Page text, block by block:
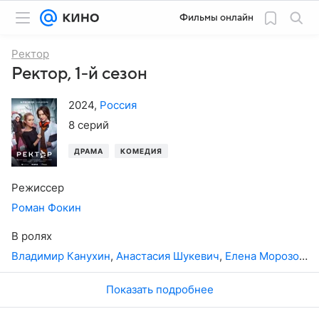
Фильмы онлайн
Ректор
Ректор, 1-й сезон
2024, Россия
8 серий
ДРАМА КОМЕДИЯ
Режиссер
Роман Фокин
В ролях
Владимир Канухин, Анастасия Шукевич, Елена Морозова
Показать подробнее